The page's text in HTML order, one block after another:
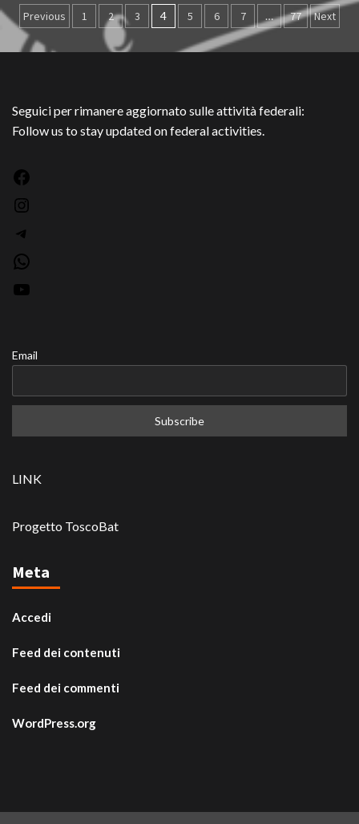
Paginazione
degli
Previous 1 2 3 4 5 6 7 … 77 Next
Seguici per rimanere aggiornato sulle attività federali:
Follow us to stay updated on federal activities.
Email
LINK
Progetto ToscoBat
Meta
Accedi
Feed dei contenuti
Feed dei commenti
WordPress.org